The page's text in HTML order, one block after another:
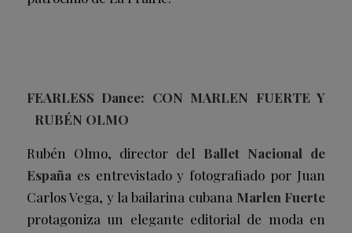
FEARLESS Dance: CON MARLEN FUERTE Y
RUBÉN OLMO
Rubén Olmo, director del Ballet Nacional de
España es entrevistado y fotografiado por Juan
Carlos Vega, y la bailarina cubana Marlen Fuerte
protagoniza un elegante editorial de moda en